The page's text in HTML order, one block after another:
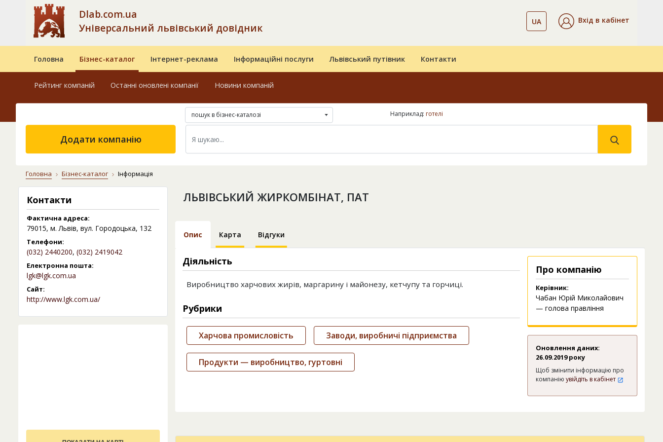
Dlab.com.ua
Універсальний львівський довідник
UA Вхід в кабінет
Головна Бізнес-каталог Інтернет-реклама Інформаційні послуги Львівський путівник Контакти
Рейтинг компаній Останні оновлені компанії Новини компаній
пошук в бізнес-каталозі Наприклад: готелі
Додати компанію
Головна Бізнес-каталог Інформація
Контакти
Фактична адреса:
79015, м. Львів, вул. Городоцька, 132
Телефони:
(032) 2440200, (032) 2419042
Електронна пошта:
lgk@lgk.com.ua
Сайт:
http://www.lgk.com.ua/
ЛЬВІВСЬКИЙ ЖИРКОМБІНАТ, ПАТ
Опис Карта Відгуки
Діяльність
Виробництво харчових жирів, маргарину і майонезу, кетчупу та горчиці.
Рубрики
Харчова промисловість Заводи, виробничі підприємства
Продукти — виробництво, гуртовні
Про компанію
Керівник:
Чабан Юрій Миколайович
— голова правління
Оновлення даних:
26.09.2019 року
Щоб змінити інформацію про
компанію увійдіть в кабінет